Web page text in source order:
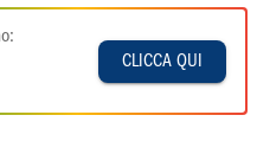
CLICCA QUI